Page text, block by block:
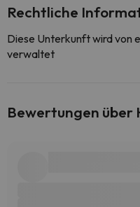
Rechtliche
Diese Unterkunft wird von
verwaltet
Bewertungen über